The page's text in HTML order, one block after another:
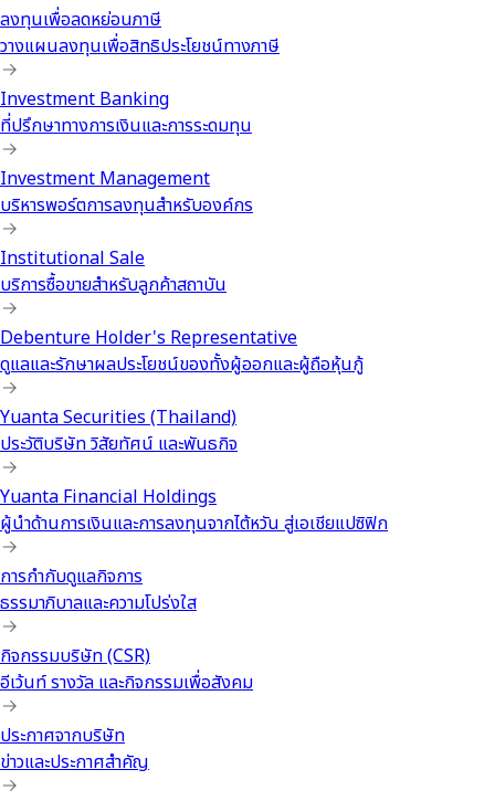
ลงทุนเพื่อลดหย่อนภาษี
วางแผนลงทุนเพื่อสิทธิประโยชน์ทางภาษี
Investment Banking
ที่ปรึกษาทางการเงินและการระดมทุน
Investment Management
บริหารพอร์ตการลงทุนสำหรับองค์กร
Institutional Sale
บริการซื้อขายสำหรับลูกค้าสถาบัน
Debenture Holder's Representative
ดูแลและรักษาผลประโยชน์ของทั้งผู้ออกและผู้ถือหุ้นกู้
Yuanta Securities (Thailand)
ประวัติบริษัท วิสัยทัศน์ และพันธกิจ
Yuanta Financial Holdings
ผู้นำด้านการเงินและการลงทุนจากไต้หวัน สู่เอเชียแปซิฟิก
การกำกับดูแลกิจการ
ธรรมาภิบาลและความโปร่งใส
กิจกรรมบริษัท (CSR)
อีเว้นท์ รางวัล และกิจกรรมเพื่อสังคม
ประกาศจากบริษัท
ข่าวและประกาศสำคัญ